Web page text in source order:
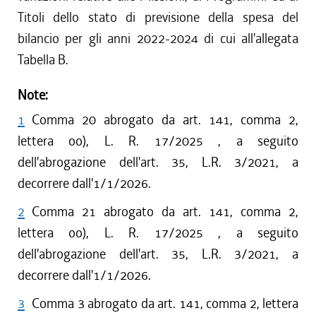
Titoli dello stato di previsione della spesa del
bilancio per gli anni 2022-2024 di cui all'allegata
Tabella B.
Note:
1 Comma 20 abrogato da art. 141, comma 2,
lettera oo), L. R. 17/2025 , a seguito
dell'abrogazione dell'art. 35, L.R. 3/2021, a
decorrere dall'1/1/2026.
2 Comma 21 abrogato da art. 141, comma 2,
lettera oo), L. R. 17/2025 , a seguito
dell'abrogazione dell'art. 35, L.R. 3/2021, a
decorrere dall'1/1/2026.
3 Comma 3 abrogato da art. 141, comma 2, lettera